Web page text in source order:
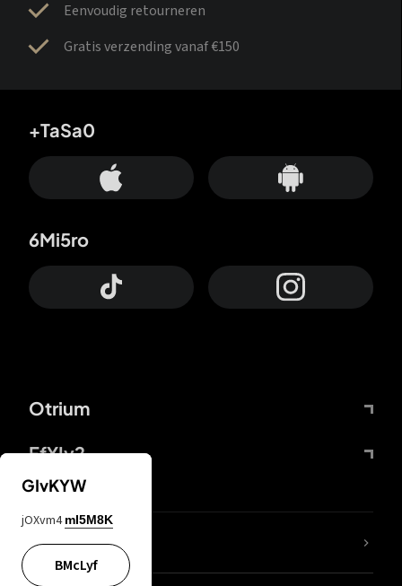
Eenvoudig retourneren
Gratis verzending vanaf €150
Otrium
FfYIy2
+TaSa0
6Mi5ro
KIjvtr
GIvKYW
jOXvm4 mI5M8K
BMcLyf